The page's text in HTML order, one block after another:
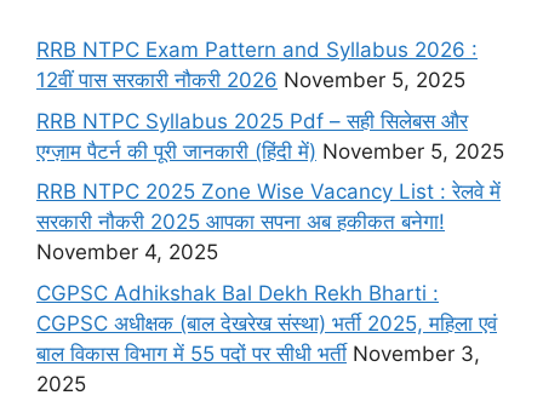
RRB NTPC Exam Pattern and Syllabus 2026 :
12वीं पास सरकारी नौकरी 2026 November 5, 2025
RRB NTPC Syllabus 2025 Pdf – सही सिलेबस और
एग्ज़ाम पैटर्न की पूरी जानकारी (हिंदी में) November 5, 2025
RRB NTPC 2025 Zone Wise Vacancy List : रेलवे में
सरकारी नौकरी 2025 आपका सपना अब हकीकत बनेगा!
November 4, 2025
CGPSC Adhikshak Bal Dekh Rekh Bharti :
CGPSC अधीक्षक (बाल देखरेख संस्था) भर्ती 2025, महिला एवं
बाल विकास विभाग में 55 पदों पर सीधी भर्ती November 3,
2025